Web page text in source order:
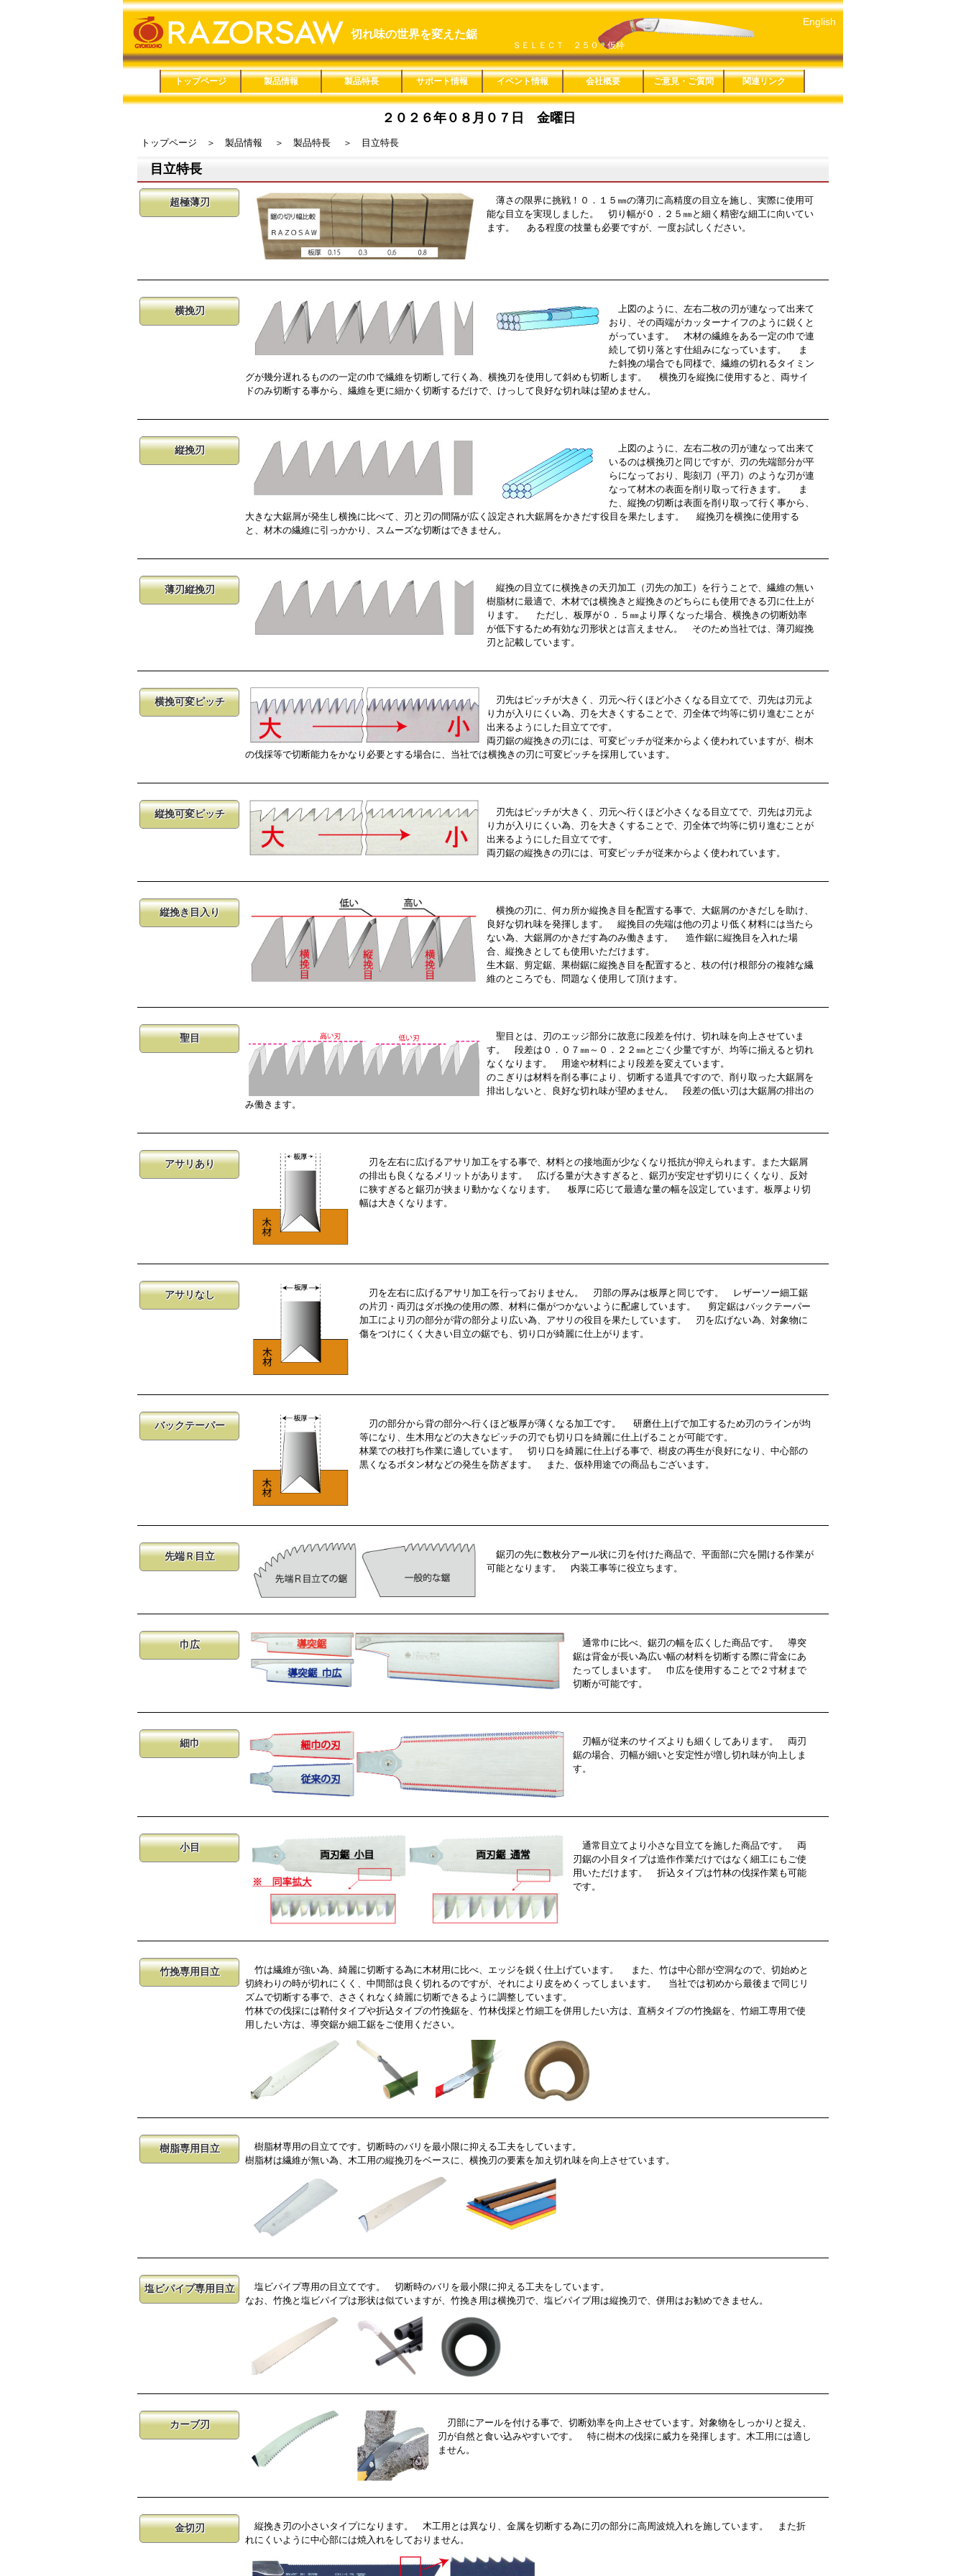
切れ味の世界を変えた鋸
レザーソーＳＨＩＮＫＡ ２４０ 万能
ＳＥＬＥＣＴ ２５０ 仮枠
トップページ 製品情報
品番で検索
鋸（のこぎり） 用途分類一覧 木工
竹挽
仮枠
内装
家具
楽器
ＤＩＹ
樹脂
配管
造園
剪定
果樹
林業
園芸
リサイクル
金切
粗大ゴミ
レシプロソー
適用材料一覧 一般木材・集成材
ＭＤＦ
ＰＢ（ＯＳＢ）
薄板合板
コンパネ
丸太
黒檀・紫檀
デッキ材
竹材
生木
デコラ
アクリル
塩ビパイプ
鉄・アルミ
ダンボール・ペットボ
トル
石膏ボード
替刃互換一覧 Ａシリーズ
Ｂシリーズ
Ｃシリーズ
Ｄシリーズ
Ｅシリーズ
Ｆシリーズ
Ｇシリーズ
Ｈシリーズ
Ｊシリーズ
Ｋシリーズ
Ｌシリーズ
Ｍシリーズ
Ｑシリーズ
Ｒシリーズ
Ｓシリーズ
Ｔシリーズ
Ｕシリーズ
Ｖシリーズ
Ｗシリーズ
Ｘシリーズ
その他の製品
刃長サイズ一覧 直柄タイプ １８０㎜
２１０㎜
２４０㎜
２７０㎜
３００㎜
３３０㎜
鞘付きタイプ １５０㎜
２００㎜
２４０㎜
２５０㎜
２７０㎜
３００㎜
３３０㎜
折込タイプ ２００㎜
２１０㎜
２４０㎜
３３０㎜
高枝タイプ ２４０㎜
３００㎜
３６０㎜
カッタータイプ ８０㎜
固定式 １００㎜
１２５㎜
レシプロソー ６０㎜
２００㎜
みきかじや村製品
レシプロソー
鋏（はさみ） 楽なんです剪定鋏
ロープカッター
メンテナンス用品 ヤニピカ
家庭用品 Ｈｏｍｅｏｎｅ
防災用品 救助セット
製品特長
鋸の特長 用途分類特長
本体特長
目立特長
製品詳細
楽なんです剪定鋏
Ｈｏｍｅｏｎｅ Ｃｕｔｏｏｌ
Ｒｅｃｙｃｌｅ
ヤニピカ
サポート情報
製品紹介動画
取扱説明
鋸の製造工程
縦挽きと横挽き
鋸の使い方
鋸の歴史
旧商品適合替刃一覧
カタログ一覧 総合カタログ ２０２５年版
２０２４年版
２０２３年版
２０２１年版
２０１６年版
２０１３年版
２００８年版
単品カタログ
販促ツール 製品ＰＯＰ 楽なんです剪定鋏
Ｌシリーズ
一人前シリーズ
レザーソー細工鋸
ＳＥＬＥＣＴシリーズ
１８０シリーズ
レザーソー折込シリー
替刃ＢＯＸ
イベント情報 会社概要
概要
SDGs宣言
通年採用
ご意見・ご質問
お問い合わせ
鋸アンケート
鋏アンケート
プライバシーポリシー
特定商取引法に基づく
関連リンク
玉鳥産業株式会社
みきかじや村
玉鳥トレーディング
関連リンク一覧
English
２０２６年０８月０７日 金曜日
トップページ ＞ 製品情報 ＞ 製品特長 ＞ 目立特長
目立特長
超極薄刃
薄さの限界に挑戦！０．１５㎜の薄刃に高精度の目立を施し、実際に使用可
能な目立を実現しました。 切り幅が０．２５㎜と細く精密な細工に向いてい
ます。 ある程度の技量も必要ですが、一度お試しください。
横挽刃
上図のように、左右二枚の刃が連なって出来て
おり、その両端がカッターナイフのように鋭くと
がっています。 木材の繊維をある一定の巾で連
続して切り落とす仕組みになっています。 ま
た斜挽の場合でも同様で、繊維の切れるタイミン
グが幾分遅れるものの一定の巾で繊維を切断して行く為、横挽刃を使用して斜めも切断します。 横挽刃を縦挽に使用すると、両サイ
ドのみ切断する事から、繊維を更に細かく切断するだけで、けっして良好な切れ味は望めません。
縦挽刃
上図のように、左右二枚の刃が連なって出来て
いるのは横挽刃と同じですが、刃の先端部分が平
らになっており、彫刻刀（平刀）のような刃が連
なって材木の表面を削り取って行きます。 ま
た、縦挽の切断は表面を削り取って行く事から、
大きな大鋸屑が発生し横挽に比べて、刃と刃の間隔が広く設定され大鋸屑をかきだす役目を果たします。 縦挽刃を横挽に使用する
と、材木の繊維に引っかかり、スムーズな切断はできません。
薄刃縦挽刃
縦挽の目立てに横挽きの天刃加工（刃先の加工）を行うことで、繊維の無い
樹脂材に最適で、木材では横挽きと縦挽きのどちらにも使用できる刃に仕上が
ります。 ただし、板厚が０．５㎜より厚くなった場合、横挽きの切断効率
が低下するため有効な刃形状とは言えません。 そのため当社では、薄刃縦挽
刃と記載しています。
横挽可変ピッチ
刃先はピッチが大きく、刃元へ行くほど小さくなる目立てで、刃先は刃元よ
り力が入りにくい為、刃を大きくすることで、刃全体で均等に切り進むことが
出来るようにした目立てです。
両刃鋸の縦挽きの刃には、可変ピッチが従来からよく使われていますが、樹木
の伐採等で切断能力をかなり必要とする場合に、当社では横挽きの刃に可変ピッチを採用しています。
縦挽可変ピッチ
刃先はピッチが大きく、刃元へ行くほど小さくなる目立てで、刃先は刃元よ
り力が入りにくい為、刃を大きくすることで、刃全体で均等に切り進むことが
出来るようにした目立てです。
両刃鋸の縦挽きの刃には、可変ピッチが従来からよく使われています。
縦挽き目入り
横挽の刃に、何カ所か縦挽き目を配置する事で、大鋸屑のかきだしを助け、
良好な切れ味を発揮します。 縦挽目の先端は他の刃より低く材料には当たら
ない為、大鋸屑のかきだす為のみ働きます。 造作鋸に縦挽目を入れた場
合、縦挽きとしても使用いただけます。
生木鋸、剪定鋸、果樹鋸に縦挽き目を配置すると、枝の付け根部分の複雑な繊
維のところでも、問題なく使用して頂けます。
聖目
聖目とは、刃のエッジ部分に故意に段差を付け、切れ味を向上させていま
す。 段差は０．０７㎜～０．２２㎜とごく少量ですが、均等に揃えると切れ
なくなります。 用途や材料により段差を変えています。
のこぎりは材料を削る事により、切断する道具ですので、削り取った大鋸屑を
排出しないと、良好な切れ味が望めません。 段差の低い刃は大鋸屑の排出の
み働きます。
アサリあり
刃を左右に広げるアサリ加工をする事で、材料との接地面が少なくなり抵抗が抑えられます。また大鋸屑
の排出も良くなるメリットがあります。 広げる量が大きすぎると、鋸刃が安定せず切りにくくなり、反対
に狭すぎると鋸刃が挟まり動かなくなります。 板厚に応じて最適な量の幅を設定しています。板厚より切
幅は大きくなります。
アサリなし
刃を左右に広げるアサリ加工を行っておりません。 刃部の厚みは板厚と同じです。 レザーソー細工鋸
の片刃・両刃はダボ挽の使用の際、材料に傷がつかないように配慮しています。 剪定鋸はバックテーパー
加工により刃の部分が背の部分より広い為、アサリの役目を果たしています。 刃を広げない為、対象物に
傷をつけにくく大きい目立の鋸でも、切り口が綺麗に仕上がります。
バックテーパー
刃の部分から背の部分へ行くほど板厚が薄くなる加工です。 研磨仕上げで加工するため刃のラインが均
等になり、生木用などの大きなピッチの刃でも切り口を綺麗に仕上げることが可能です。
林業での枝打ち作業に適しています。 切り口を綺麗に仕上げる事で、樹皮の再生が良好になり、中心部の
黒くなるボタン材などの発生を防ぎます。 また、仮枠用途での商品もございます。
先端Ｒ目立
鋸刃の先に数枚分アール状に刃を付けた商品で、平面部に穴を開ける作業が
可能となります。 内装工事等に役立ちます。
巾広
通常巾に比べ、鋸刃の幅を広くした商品です。 導突
鋸は背金が長い為広い幅の材料を切断する際に背金にあ
たってしまいます。 巾広を使用することで２寸材まで
切断が可能です。
細巾
刃幅が従来のサイズよりも細くしてあります。 両刃
鋸の場合、刃幅が細いと安定性が増し切れ味が向上しま
す。
小目
通常目立てより小さな目立てを施した商品です。 両
刃鋸の小目タイプは造作作業だけではなく細工にもご使
用いただけます。 折込タイプは竹林の伐採作業も可能
です。
竹挽専用目立
竹は繊維が強い為、綺麗に切断する為に木材用に比べ、エッジを鋭く仕上げています。 また、竹は中心部が空洞なので、切始めと
切終わりの時が切れにくく、中間部は良く切れるのですが、それにより皮をめくってしまいます。 当社では初めから最後まで同じリ
ズムで切断する事で、ささくれなく綺麗に切断できるように調整しています。
竹林での伐採には鞘付タイプや折込タイプの竹挽鋸を、竹林伐採と竹細工を併用したい方は、直柄タイプの竹挽鋸を、竹細工専用で使
用したい方は、導突鋸か細工鋸をご使用ください。
樹脂専用目立
樹脂材専用の目立てです。切断時のバリを最小限に抑える工夫をしています。
樹脂材は繊維が無い為、木工用の縦挽刃をベースに、横挽刃の要素を加え切れ味を向上させています。
塩ビパイプ専用目立
塩ビパイプ専用の目立てです。 切断時のバリを最小限に抑える工夫をしています。
なお、竹挽と塩ビパイプは形状は似ていますが、竹挽き用は横挽刃で、塩ビパイプ用は縦挽刃で、併用はお勧めできません。
カーブ刃
刃部にアールを付ける事で、切断効率を向上させています。対象物をしっかりと捉え、
刃が自然と食い込みやすいです。 特に樹木の伐採に威力を発揮します。木工用には適し
ません。
金切刃
縦挽き刃の小さいタイプになります。 木工用とは異なり、金属を切断する為に刃の部分に高周波焼入れを施しています。 また折
れにくいように中心部には焼入れをしておりません。